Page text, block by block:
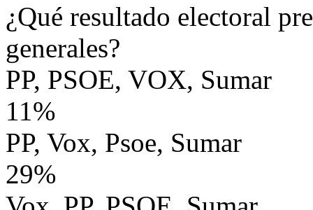
¿Qué resultado electoral
generales?
PP, PSOE, VOX, Sumar
11%
PP, Vox, Psoe, Sumar
29%